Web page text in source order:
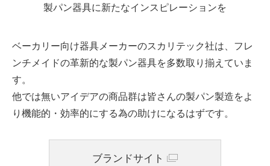
製パン器具に新たなインスピレーションを
ベーカリー向け器具メーカーのスカリテック社は、フレ
ンチメイドの革新的な製パン器具を多数取り揃えていま
す。
他では無いアイデアの商品群は皆さんの製パン製造をよ
り機能的・効率的にする為の助けになるはずです。
ブランドサイト